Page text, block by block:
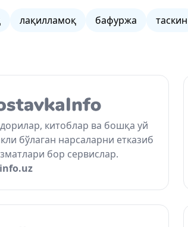
лақилламоқ бафуржа таскин
китоблар ва бошқа уй
бўлаган нарсаларни етказиб
бор сервислар.